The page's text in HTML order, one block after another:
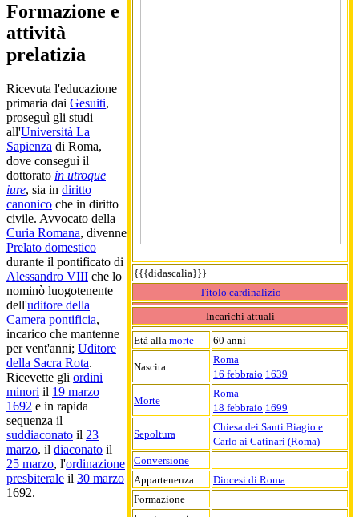
{{{didascalia}}}
Titolo cardinalizio
Incarichi attuali
Età alla morte 60 anni
Nascita
Roma
16 febbraio 1639
Morte
Roma
18 febbraio 1699
Sepoltura
Chiesa dei Santi Biagio e
Carlo ai Catinari (Roma)
Conversione
Appartenenza
Diocesi di Roma
Formazione
Formazione e
attività
prelatizia
Ricevuta l'educazione
primaria dai Gesuiti,
proseguì gli studi
all'Università La
Sapienza di Roma,
dove conseguì il
dottorato in utroque
iure, sia in diritto
canonico che in diritto
civile. Avvocato della
Curia Romana, divenne
Prelato domestico
durante il pontificato di
Alessandro VIII che lo
nominò luogotenente
dell'uditore della
Camera pontificia,
incarico che mantenne
per vent'anni; Uditore
della Sacra Rota.
Ricevette gli ordini
minori il 19 marzo
1692 e in rapida
sequenza il
suddiaconato il 23
marzo, il diaconato il
25 marzo, l'ordinazione
presbiterale il 30 marzo
1692.